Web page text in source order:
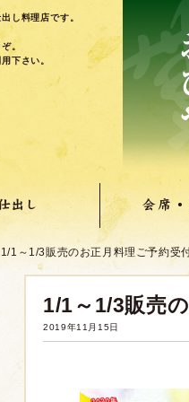
し料理店です。
。
下さい。
1/1～1/3販売のお正月料理ご予約受
1/1～1/3販売
2019年11月15日